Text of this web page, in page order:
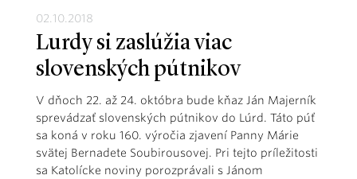
02.10.2018
Lurdy si zaslúžia viac
slovenských pútnikov
V dňoch 22. až 24. októbra bude kňaz Ján Majerník
sprevádzať slovenských pútnikov do Lúrd. Táto púť
sa koná v roku 160. výročia zjavení Panny Márie
svätej Bernadete Soubirousovej. Pri tejto príležitosti
sa Katolícke noviny porozprávali s Jánom